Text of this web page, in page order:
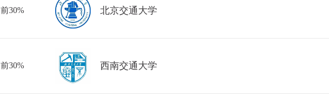
前30% 北京交通大学
前30% 西南交通大学